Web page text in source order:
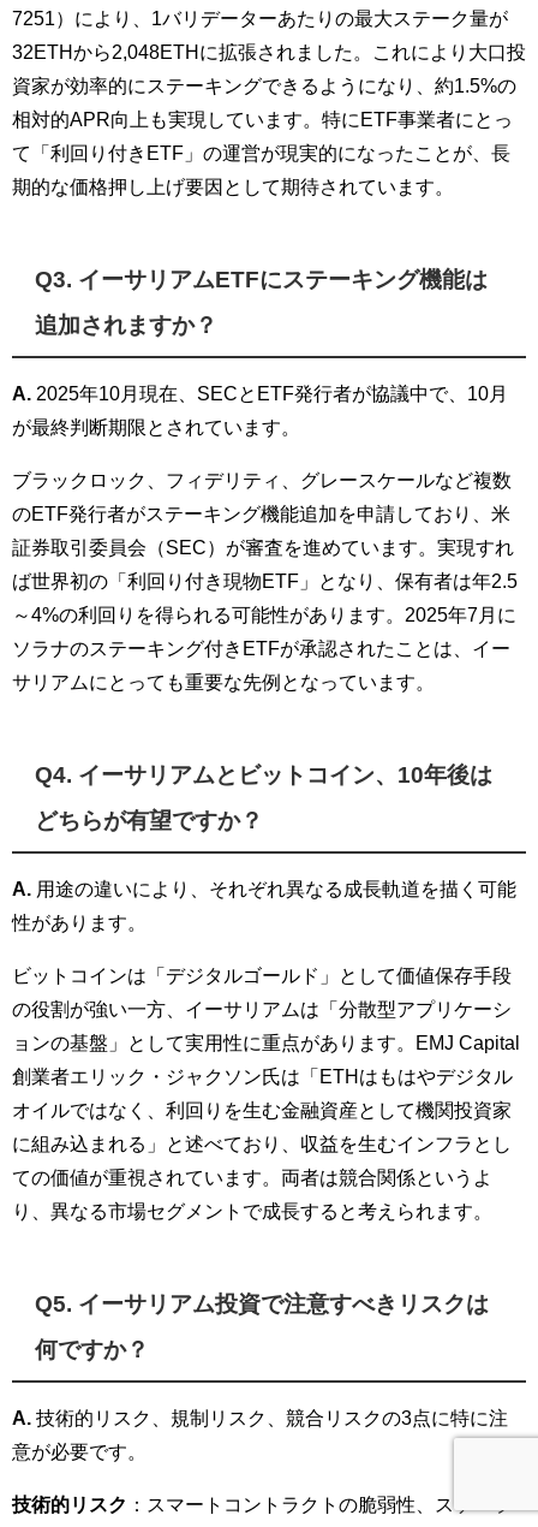
7251）により、1バリデーターあたりの最大ステーク量が
32ETHから2,048ETHに拡張されました。これにより大口投
資家が効率的にステーキングできるようになり、約1.5%の
相対的APR向上も実現しています。特にETF事業者にとっ
て「利回り付きETF」の運営が現実的になったことが、長
期的な価格押し上げ要因として期待されています。
Q3. イーサリアムETFにステーキング機能は
追加されますか？
A.
2025年10月現在、SECとETF発行者が協議中で、10月
が最終判断期限とされています。
ブラックロック、フィデリティ、グレースケールなど複数
のETF発行者がステーキング機能追加を申請しており、米
証券取引委員会（SEC）が審査を進めています。実現すれ
ば世界初の「利回り付き現物ETF」となり、保有者は年2.5
～4%の利回りを得られる可能性があります。2025年7月に
ソラナのステーキング付きETFが承認されたことは、イー
サリアムにとっても重要な先例となっています。
Q4. イーサリアムとビットコイン、10年後は
どちらが有望ですか？
A.
用途の違いにより、それぞれ異なる成長軌道を描く可能
性があります。
ビットコインは「デジタルゴールド」として価値保存手段
の役割が強い一方、イーサリアムは「分散型アプリケーシ
ョンの基盤」として実用性に重点があります。EMJ Capital
創業者エリック・ジャクソン氏は「ETHはもはやデジタル
オイルではなく、利回りを生む金融資産として機関投資家
に組み込まれる」と述べており、収益を生むインフラとし
ての価値が重視されています。両者は競合関係というよ
り、異なる市場セグメントで成長すると考えられます。
Q5. イーサリアム投資で注意すべきリスクは
何ですか？
A. 技術的リスク、規制リスク、競合リスクの3点に特に注
意が必要です。
技術的リスク ：スマートコントラクトの脆弱性、スケーラ